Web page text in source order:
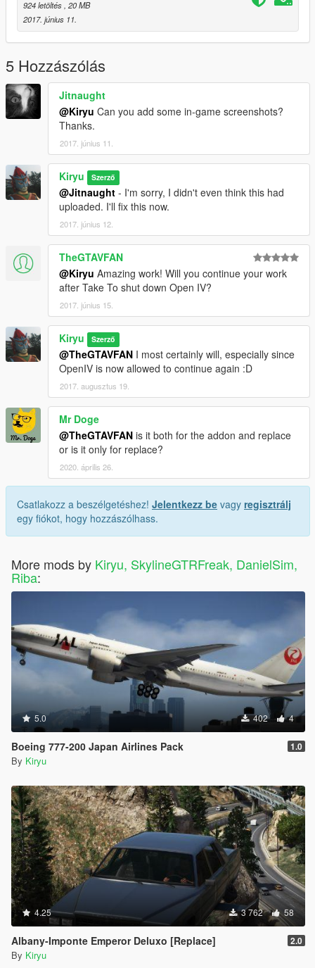
924 letöltés, 20 MB
2017. június 11.
5 Hozzászólás
Jitnaught
@Kiryu Can you add some in-game screenshots?
Thanks.
2017. június 11.
Kiryu Szerző
@Jitnaught - I'm sorry, I didn't even think this had
uploaded. I'll fix this now.
2017. június 12.
TheGTAVFAN
@Kiryu Amazing work! Will you continue your work
after Take To shut down Open IV?
2017. június 15.
Kiryu Szerző
@TheGTAVFAN I most certainly will, especially since
OpenIV is now allowed to continue again :D
2017. augusztus 19.
Mr Doge
@TheGTAVFAN is it both for the addon and replace
or is it only for replace?
2020. április 26.
Csatlakozz a beszélgetéshez! Jelentkezz be vagy regisztrálj
egy fiókot, hogy hozzászólhass.
More mods by Kiryu, SkylineGTRFreak, DanielSim,
Riba:
5.0 402 4
Boeing 777-200 Japan Airlines Pack 1.0
By Kiryu
4.25 3 762 58
Albany-Imponte Emperor Deluxo [Replace] 2.0
By Kiryu